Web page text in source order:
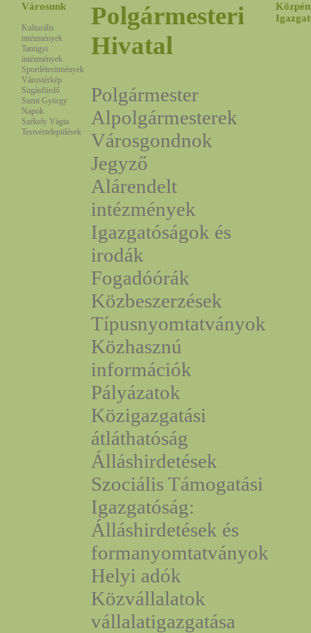
Városunk
Kulturális
intézmények
Tanügyi
intézmények
Sportlétesítmények
Várostérkép
Sugásfürdő
Szent György
Napok
Székely Vágta
Testvértelepülések
Polgármesteri
Hivatal
Polgármester
Alpolgármesterek
Városgondnok
Jegyző
Alárendelt
intézmények
Igazgatóságok és
irodák
Fogadóórák
Közbeszerzések
Típusnyomtatványok
Közhasznú
információk
Pályázatok
Közigazgatási
átláthatóság
Álláshirdetések
Szociális Támogatási
Igazgatóság:
Álláshirdetések és
formanyomtatványok
Helyi adók
Közvállalatok
vállalatigazgatása